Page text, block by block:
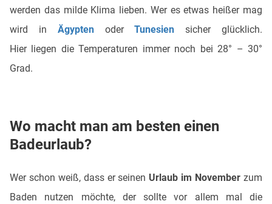
werden das milde Klima lieben. Wer es etwas heißer mag
wird in Ägypten oderTunesien sicher glücklich.
Hier liegen die Temperaturen immer noch bei 28° – 30°
Grad.
Wo macht man am besten einen
Badeurlaub?
Wer schon weiß, dass er seinen Urlaub im November zum
Baden nutzen möchte, der sollte vor allem mal die